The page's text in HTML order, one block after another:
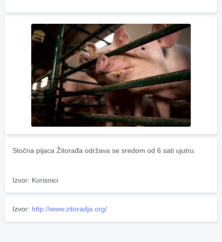
Stočna pijaca Žitorađa održava se sredom od 6 sati ujutru.
Izvor: Korisnici
Izvor: http://www.zitoradja.org/